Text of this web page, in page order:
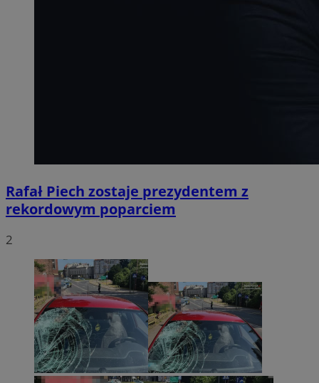
Rafał Piech zostaje prezydentem z
rekordowym poparciem
2